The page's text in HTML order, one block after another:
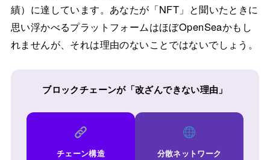
績）に達しています。あなたが「NFT」と聞いたときに
思い浮かべるプラットフォームはほぼOpenSeaかもし
れませんが、それは理由のないことではないでしょう。
ブロックチェーンが「改ざんできない理由」
チェーン構造 分散ネットワーク